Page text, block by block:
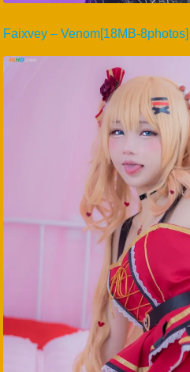
Faixvey – Venom[18MB-8photos]